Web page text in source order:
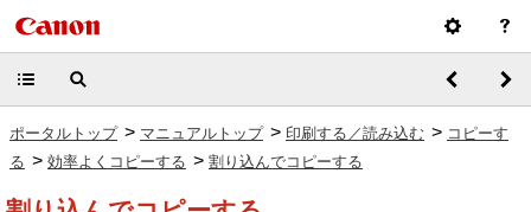
ポータルトップ > マニュアルトップ > 印刷する／読み込む > コピーす
る > 効率よくコピーする > 割り込んでコピーする